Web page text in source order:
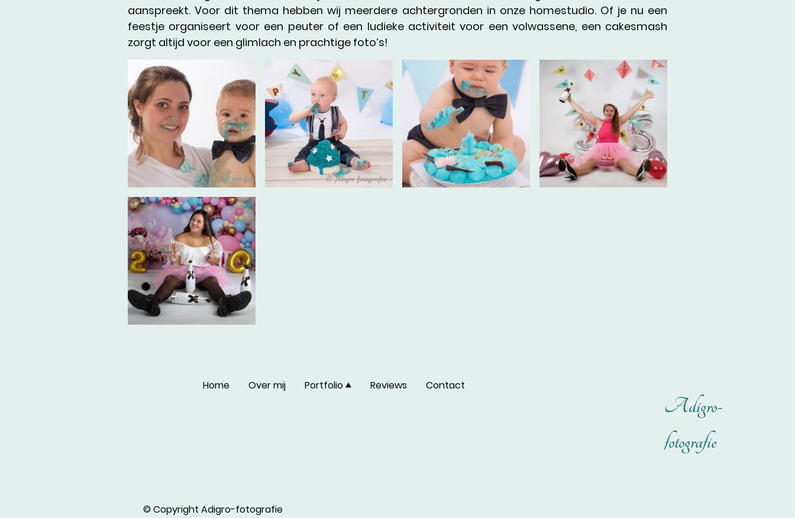
aanspreekt. Voor dit thema hebben wij meerdere achtergronden in onze homestudio. Of je nu een
feestje organiseert voor een peuter of een ludieke activiteit voor een volwassene, een cakesmash
zorgt altijd voor een glimlach en prachtige foto’s!
Home Over mij Portfolio Reviews Contact
Adigro-
fotografie
© Copyright Adigro-fotografie